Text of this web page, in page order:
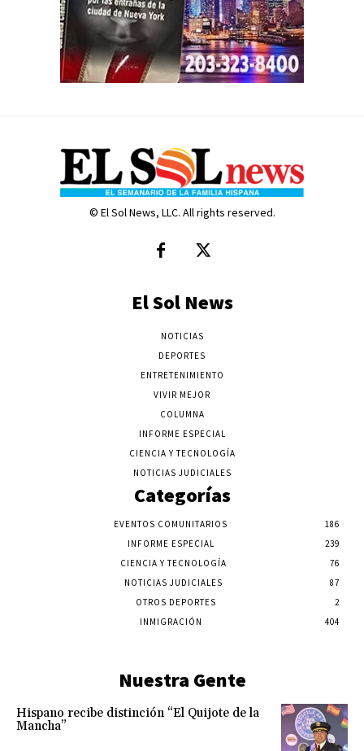
© El Sol News, LLC. All rights reserved.
El Sol News
NOTICIAS
DEPORTES
ENTRETENIMIENTO
VIVIR MEJOR
COLUMNA
INFORME ESPECIAL
CIENCIA Y TECNOLOGÍA
NOTICIAS JUDICIALES
Categorías
EVENTOS COMUNITARIOS
186
INFORME ESPECIAL
239
CIENCIA Y TECNOLOGÍA
76
NOTICIAS JUDICIALES
87
OTROS DEPORTES
2
INMIGRACIÓN
404
Nuestra Gente
Hispano recibe distinción “El Quijote de la
Mancha”